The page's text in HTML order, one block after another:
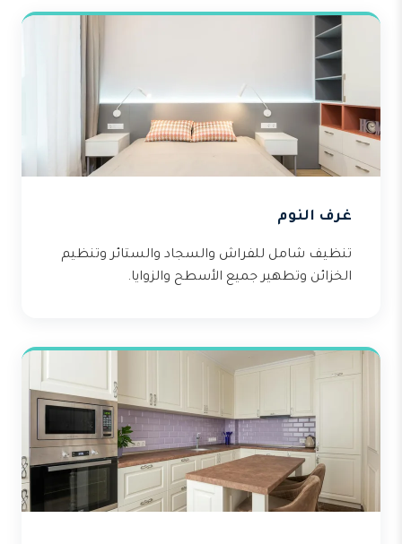
غرف النوم
تنظيف شامل للفراش والسجاد والستائر وتنظيم
الخزائن وتطهير جميع الأسطح والزوايا.